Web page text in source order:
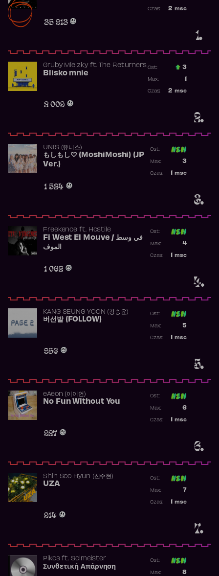
1.
35 913
2 msc
Czas:
2.
Gruby Mielzkyft. The Returners
Blisko mnie
2 009
Ost.: 3
Max:
2 msc
Czas:
3.
UNIS (유니스)
もしもし♡ (MoshiMoshi) (JP
Ver.)
1 524
Ost:
3
Max:
msc
Czas:
4.
Freekence ft. Hostile
Fi West El Mouve / في وسط
الموف
1 062
Ost:
4
Max:
msc
Czas:
5.
KANG SEUNG YOON (강승윤)
버선발 (FOLLOW)
956
Ost:
5
Max:
msc
Czas:
6.
​eAeon (이이언)
No Fun Without You
927
Ost:
6
Max:
msc
Czas:
7.
Shin Soo Hyun (신수현)
UZA
914
Ost:
7
Max:
msc
Czas:
Pikosft. Solmeister
Συνθετική Απάρνηση
Ost:
8
Max: